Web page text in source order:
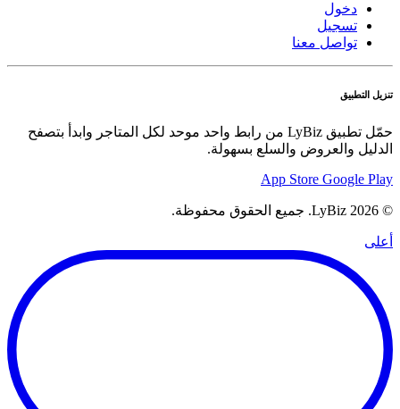
دخول
تسجيل
تواصل معنا
تنزيل التطبيق
حمّل تطبيق LyBiz من رابط واحد موحد لكل المتاجر وابدأ بتصفح
الدليل والعروض والسلع بسهولة.
App Store Google Play
© 2026 LyBiz. جميع الحقوق محفوظة.
أعلى